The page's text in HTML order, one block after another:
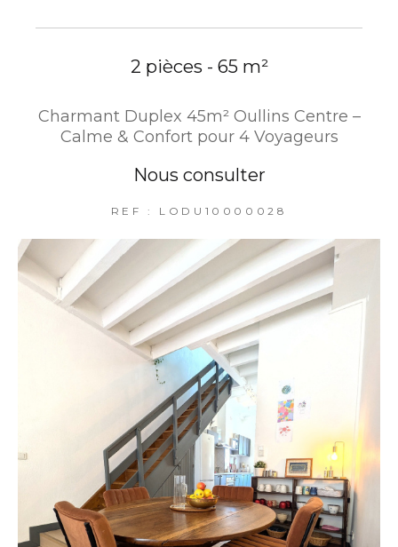
2 pièces - 65 m²
Charmant Duplex 45m² Oullins Centre –
Calme & Confort pour 4 Voyageurs
Nous consulter
REF : LODU10000028